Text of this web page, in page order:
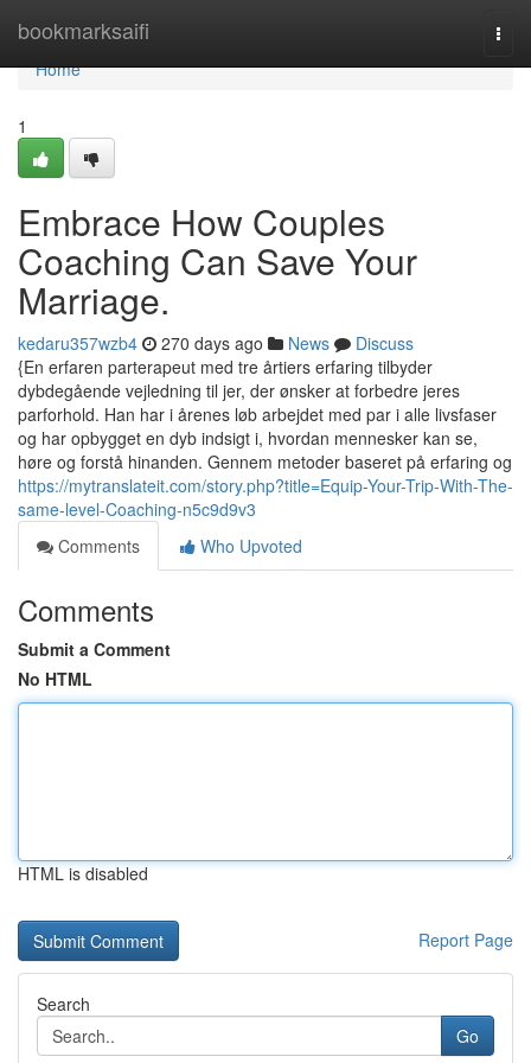
bookmarksaifi
Home
Home
1
Embrace How Couples
Coaching Can Save Your
Marriage.
kedaru357wzb4 270 days ago News
Discuss
{En erfaren parterapeut med tre årtiers erfaring tilbyder
dybdegående vejledning til jer, der ønsker at forbedre jeres
parforhold. Han har i årenes løb arbejdet med par i alle livsfaser
og har opbygget en dyb indsigt i, hvordan mennesker kan se,
høre og forstå hinanden. Gennem metoder baseret på erfaring og
https://mytranslateit.com/story.php?title=Equip-Your-Trip-With-The-
same-level-Coaching-n5c9d9v3
Comments
Who Upvoted
Comments
Submit a Comment
No HTML
HTML is disabled
Report Page
Search
Go